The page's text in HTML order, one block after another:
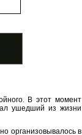
В этот момент
ушедший из жизни
организовывалось в